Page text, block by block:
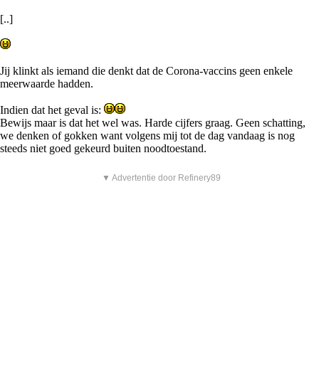
[..]
Jij klinkt als iemand die denkt dat de Corona-vaccins geen enkele
meerwaarde hadden.
Indien dat het geval is:
Bewijs maar is dat het wel was. Harde cijfers graag. Geen schatting,
we denken of gokken want volgens mij tot de dag vandaag is nog
steeds niet goed gekeurd buiten noodtoestand.
▼ Advertentie door Refinery89